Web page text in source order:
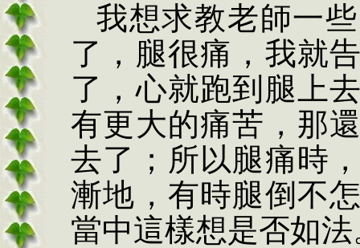
我想求教老師一
了，腿很痛，我就
了，心就跑到腿上
有更大的痛苦，那
去了；所以腿痛時
漸地，有時腿倒不
當中這樣想是否如法